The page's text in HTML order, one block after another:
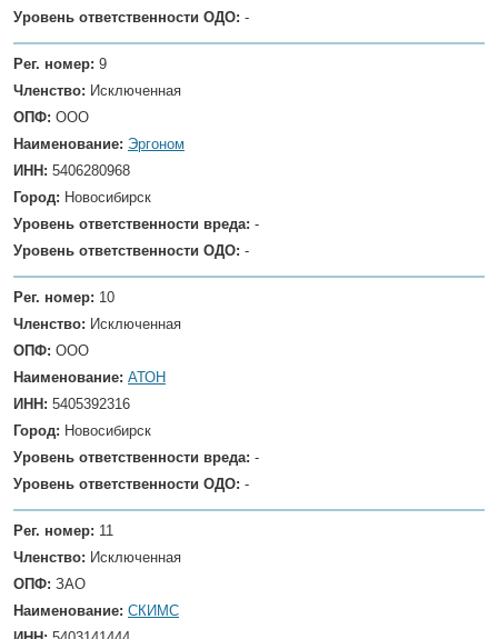
Уровень ответственности ОДО: -
Рег. номер: 9
Членство: Исключенная
ОПФ: ООО
Наименование: Эргоном
ИНН: 5406280968
Город: Новосибирск
Уровень ответственности вреда: -
Уровень ответственности ОДО: -
Рег. номер: 10
Членство: Исключенная
ОПФ: ООО
Наименование: АТОН
ИНН: 5405392316
Город: Новосибирск
Уровень ответственности вреда: -
Уровень ответственности ОДО: -
Рег. номер: 11
Членство: Исключенная
ОПФ: ЗАО
Наименование: СКИМС